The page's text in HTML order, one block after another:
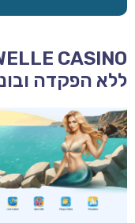
ללא הפקדה ובונוס 200%